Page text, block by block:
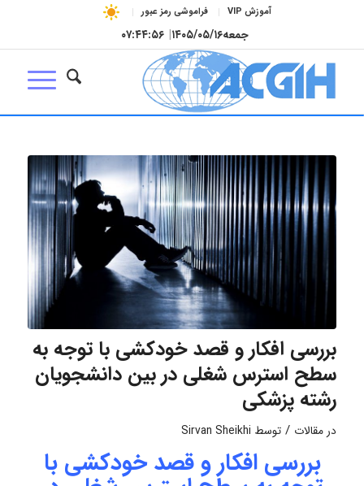
آموزش VIP فراموشی رمز عبور
جمعه۱۴۰۵/۰۵/۱۶| ۰۷:۴۴:۵۷
بررسی افکار و قصد خودکشی با توجه به
سطح استرس شغلی در بین دانشجویان
رشته پزشکی
در مقالات / توسط Sirvan Sheikhi
بررسی افکار و قصد خودکشی با